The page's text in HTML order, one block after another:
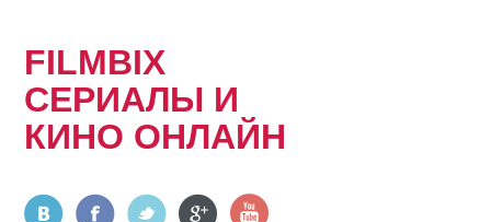
FILMBIX
СЕРИАЛЫ И
КИНО ОНЛАЙН